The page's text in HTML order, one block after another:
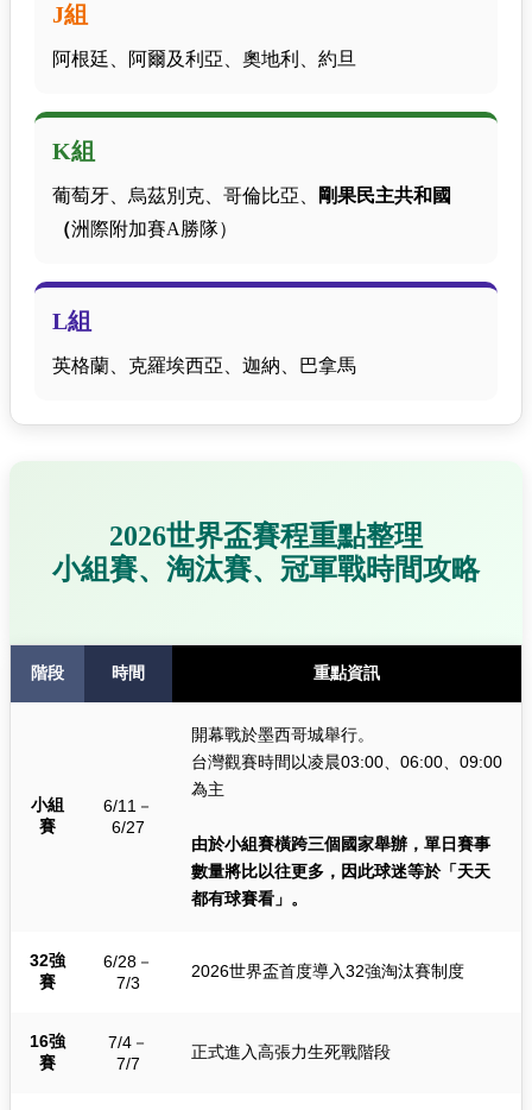
J組
阿根廷、阿爾及利亞、奧地利、約旦
K組
葡萄牙、烏茲別克、哥倫比亞、
剛果民主共和國
（洲際附加賽A勝隊）
L組
英格蘭、克羅埃西亞、迦納、巴拿馬
2026世界盃賽程重點整理
小組賽、淘汰賽、冠軍戰時間攻略
階段 時間 重點資訊
小組
賽
6/11－
6/27
開幕戰於墨西哥城舉行。
台灣觀賽時間以凌晨03:00、06:00、09:00
為主
由於小組賽橫跨三個國家舉辦，單日賽事
數量將比以往更多，因此球迷等於「天天
都有球賽看」。
32強
賽
6/28－
7/3
2026世界盃首度導入32強淘汰賽制度
16強
賽
7/4－
7/7
正式進入高張力生死戰階段